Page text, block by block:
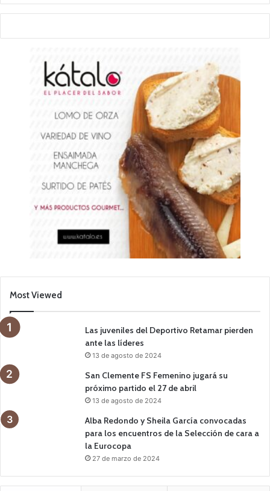
Most Viewed
Las juveniles del Deportivo Retamar pierden
ante las líderes
13 de agosto de 2024
San Clemente FS Femenino jugará su
próximo partido el 27 de abril
13 de agosto de 2024
Alba Redondo y Sheila García convocadas
para los encuentros de la Selección de cara a
la Eurocopa
27 de marzo de 2024